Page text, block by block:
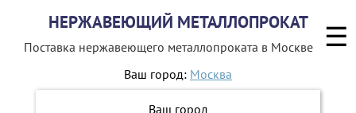
НЕРЖАВЕЮЩИЙ МЕТАЛЛОПРОКАТ
Поставка нержавеющего металлопроката в Москве
Ваш город: Москва
Ваш город
8 800 551-16-44
☰